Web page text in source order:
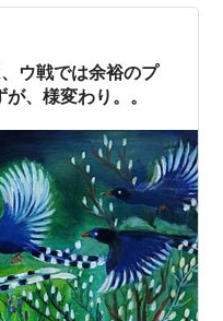
にこそ宿っているもの
ウ戦では余裕のプ
、様変わり。。